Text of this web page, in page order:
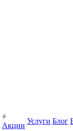
Акции
Услуги Блог